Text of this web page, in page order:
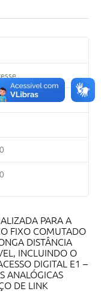
PARA A
FIXO COMUTADO
DISTÂNCIA
INCLUINDO O
DIGITAL E1 –
ANALÓGICAS
DE LINK